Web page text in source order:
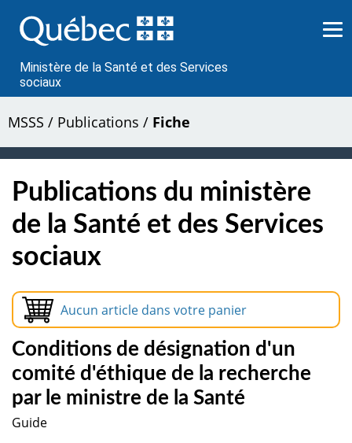
au
contenu
Ministère de la Santé et des Services
sociaux
MSSS / Publications / Fiche
Publications du ministère
de la Santé et des Services
sociaux
Aucun article dans votre panier
Conditions de désignation d'un
comité d'éthique de la recherche
par le ministre de la Santé
Guide